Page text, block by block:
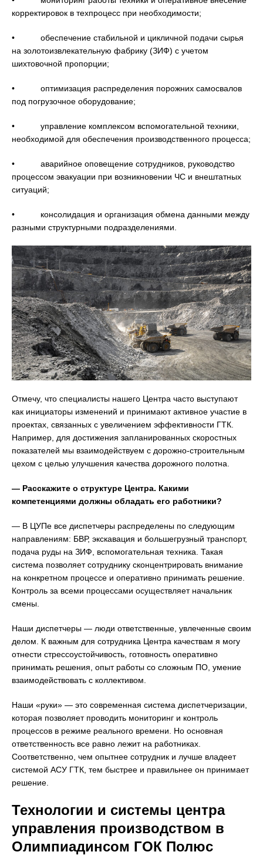
корректировок в техпроцесс при необходимости;
• обеспечение стабильной и цикличной подачи сырья
на золотоизвлекательную фабрику (ЗИФ) с учетом
шихтовочной пропорции;
• оптимизация распределения порожних самосвалов
под погрузочное оборудование;
• управление комплексом вспомогательной техники,
необходимой для обеспечения производственного процесса;
• аварийное оповещение сотрудников, руководство
процессом эвакуации при возникновении ЧС и внештатных
ситуаций;
• консолидация и организация обмена данными между
разными структурными подразделениями.
Отмечу, что специалисты нашего Центра часто выступают
как инициаторы изменений и принимают активное участие в
проектах, связанных с увеличением эффективности ГТК.
Например, для достижения запланированных скоростных
показателей мы взаимодействуем с дорожно-строительным
цехом с целью улучшения качества дорожного полотна.
— Расскажите о структуре Центра. Какими
компетенциями должны обладать его работники?
— В ЦУПе все диспетчеры распределены по следующим
направлениям: БВР, экскавация и большегрузный транспорт,
подача руды на ЗИФ, вспомогательная техника. Такая
система позволяет сотруднику сконцентрировать внимание
на конкретном процессе и оперативно принимать решение.
Контроль за всеми процессами осуществляет начальник
смены.
Наши диспетчеры — люди ответственные, увлеченные своим
делом. К важным для сотрудника Центра качествам я могу
отнести стрессоустойчивость, готовность оперативно
принимать решения, опыт работы со сложным ПО, умение
взаимодействовать с коллективом.
Наши «руки» — это современная система диспетчеризации,
которая позволяет проводить мониторинг и контроль
процессов в режиме реального времени. Но основная
ответственность все равно лежит на работниках.
Соответственно, чем опытнее сотрудник и лучше владеет
системой АСУ ГТК, тем быстрее и правильнее он принимает
решение.
Технологии и системы центра
управления производством в
Олимпиадинсом ГОК Полюс